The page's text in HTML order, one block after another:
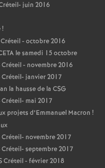
juin 2016
!
Créteil - octobre 2016
le samedi 15 octobre
Créteil - novembre 2016
Créteil- janvier 2017
la hausse de la CSG
Créteil- mai 2017
projets d’Emmanuel Macron !
Créteil- novembre 2017
Créteil- septembre 2017
Créteil - février 2018